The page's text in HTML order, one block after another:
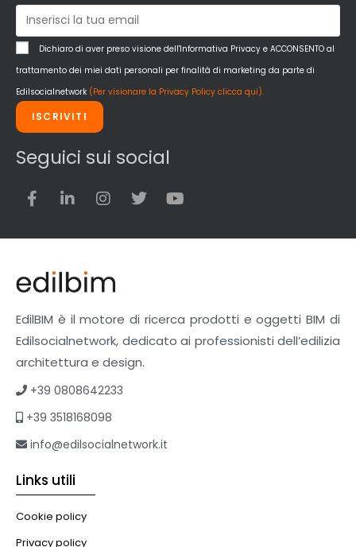
Dichiaro di aver preso visione dell'Informativa Privacy e ACCONSENTO al
trattamento dei miei dati personali per finalità di marketing da parte di
Edilsocialnetwork (Per visionare la Privacy Policy clicca qui).
ISCRIVITI
Seguici sui social
EdilBIM è il motore di ricerca prodotti e oggetti BIM di
Edilsocialnetwork, dedicato ai professionisti dell’edilizia
architettura e design.
+39 0808642233
+39 3518168098
info@edilsocialnetwork.it
Links utili
Cookie policy
Privacy policy